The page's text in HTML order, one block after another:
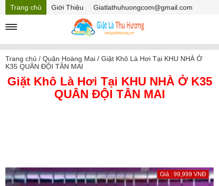
Trang chủ Giới Thiệu
Giatlathuhuongcom@gmail.com
Mã Giảm giá
Trang chủ /Quận Hoàng Mai /Giặt Khô Là Hơi Tại KHU NHÀ Ở
K35 QUÂN ĐỘI TÂN MAI
Giặt Khô Là Hơi Tại KHU NHÀ Ở K35
QUÂN ĐỘI TÂN MAI
Giá : 99,999 VNĐ